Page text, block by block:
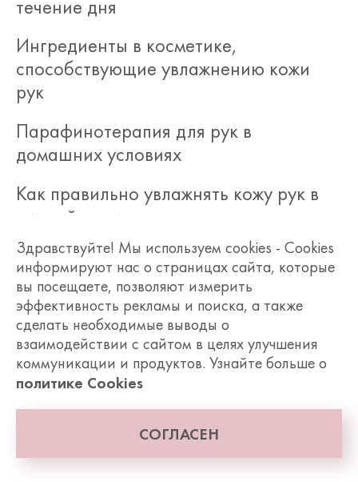
течение дня
Ингредиенты в косметике,
способствующие увлажнению кожи
рук
Парафинотерапия для рук в
домашних условиях
Как правильно увлажнять кожу рук в
зимний период
Как избежать чрезмерной сухости
кожи рук у мужчин
Увлажнение кожи тела
Сохнет кожа на руках
Как масло арганы влияет на кожу
Что такое ламеллярная эмульсия
Здравствуйте! Мы используем cookies - Cookies
информируют нас о страницах сайта, которые
вы посещаете, позволяют измерить
эффективность рекламы и поиска, а также
сделать необходимые выводы о
взаимодействии с сайтом в целях улучшения
коммуникации и продуктов. Узнайте больше о
политике Cookies
СОГЛАСЕН